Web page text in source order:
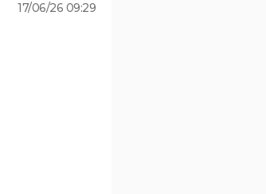
17/06/26 09:29